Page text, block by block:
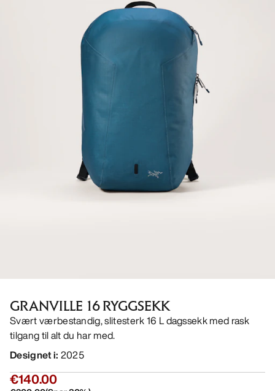
GRANVILLE 16 RYGGSEKK
Svært værbestandig, slitesterk 16 L dagssekk med rask
tilgang til alt du har med.
Designet i: 2025
€140.00